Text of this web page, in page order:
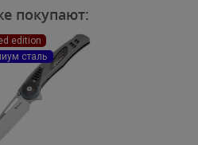
покупают:
edition
сталь